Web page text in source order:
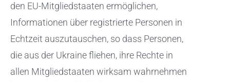
den EU-Mitgliedstaaten ermöglichen,
Informationen über registrierte Personen in
Echtzeit auszutauschen, so dass Personen,
die aus der Ukraine fliehen, ihre Rechte in
allen Mitgliedstaaten wirksam wahrnehmen